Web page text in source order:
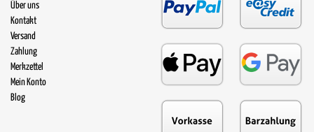
Über uns
Kontakt
Versand
Zahlung
Merkzettel
Mein Konto
Blog